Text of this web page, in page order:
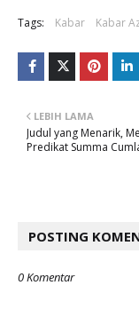
Tags: Kabar Kabar
LEBIH LAMA
Judul yang Menarik,
Predikat Summa
POSTING
0 Komentar